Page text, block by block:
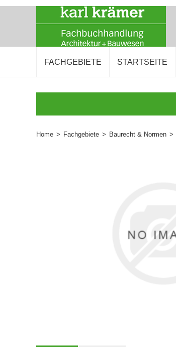
FACHGEBIETE STARTSEITE
Home > Fachgebiete > Baurecht & Normen >